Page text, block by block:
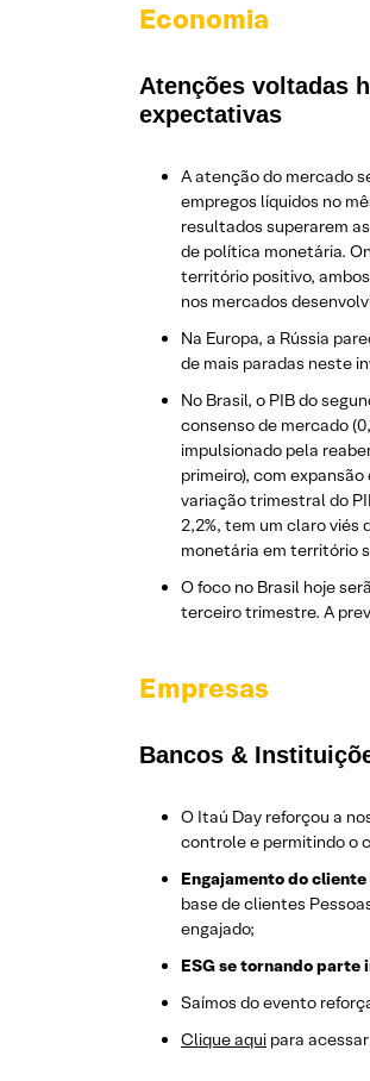
Economia
Atenções voltadas
expectativas
A atenção do mercado
empregos líquidos no
resultados superarem
de política monetária.
território positivo,
nos mercados
Na Europa, a Rússia
de mais paradas neste
No Brasil, o PIB do
consenso de mercado
impulsionado pela
primeiro), com
variação trimestral do
2,2%, tem um claro viés
monetária em território
O foco no Brasil hoje
terceiro trimestre. A
Empresas
Bancos &
O Itaú Day reforçou a
controle e permitindo o
Engajamento do
base de clientes
engajado;
ESG se tornando parte
Saímos do evento
Clique aqui para